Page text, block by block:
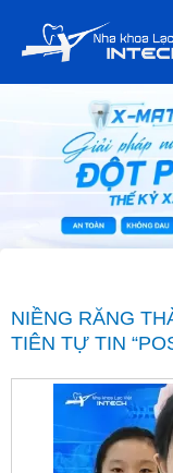
dung
NIỀNG RĂNG
TIÊN TỰ TIN